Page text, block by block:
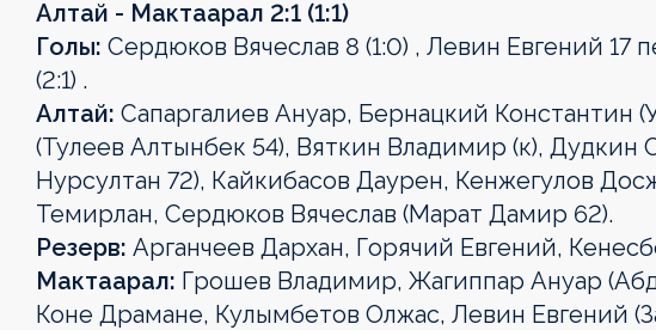
Алтай - Мактаарал 2:1 (1:1)
Голы: Сердюков Вячеслав 8 (1:0) , Левин Евгений 17
(2:1) .
Алтай: Сапаргалиев Ануар, Бернацкий Константин
(Тулеев Алтынбек 54), Вяткин Владимир (к),
Нурсултан 72), Кайкибасов Даурен, Кенжегулов
Темирлан, Сердюков Вячеслав (Марат Дамир 62).
Резерв: Арганчеев Дархан, Горячий Евгений,
Мактаарал: Грошев Владимир, Жагиппар Ануар
Коне Драмане, Кулымбетов Олжас, Левин Евгений